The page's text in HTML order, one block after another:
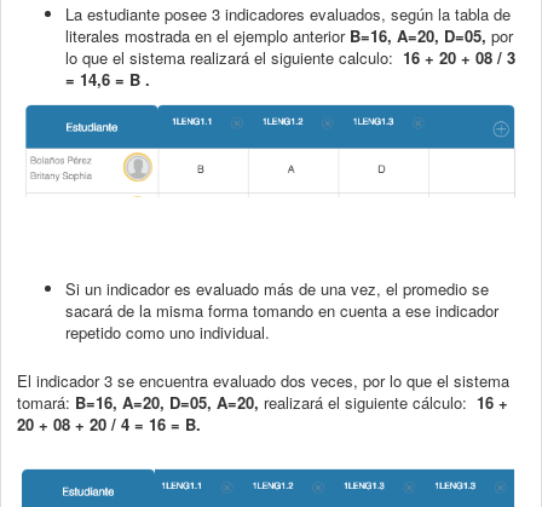
La estudiante posee 3 indicadores evaluados, según la tabla de
literales mostrada en el ejemplo anterior B=16, A=20, D=05, por
lo que el sistema realizará el siguiente calculo: 16 + 20 + 08 / 3
= 14,6 = B .
Si un indicador es evaluado más de una vez, el promedio se
sacará de la misma forma tomando en cuenta a ese indicador
repetido como uno individual.
El indicador 3 se encuentra evaluado dos veces, por lo que el sistema
tomará: B=16, A=20, D=05, A=20, realizará el siguiente cálculo: 16 +
20 + 08 + 20 / 4 = 16 = B.